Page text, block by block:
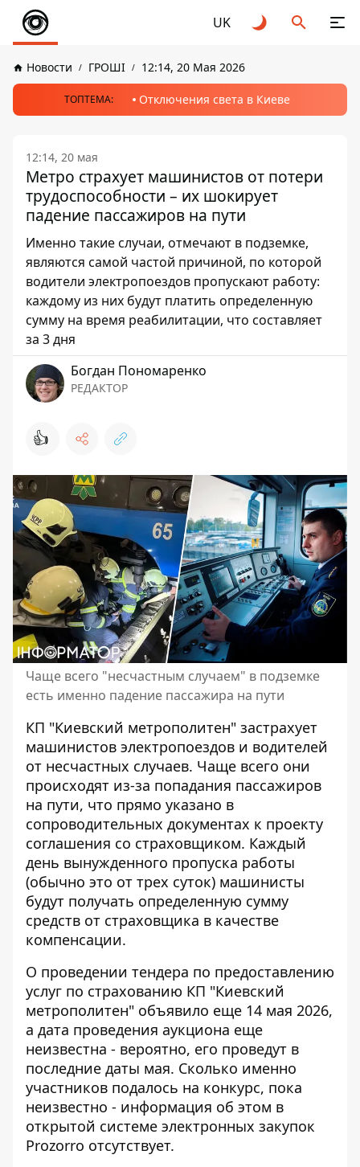
UK
Новости ГРОШІ 12:14, 20 Мая 2026
ТОПТЕМА: Отключения света в Киеве
12:14, 20 мая
Метро страхует машинистов от потери
трудоспособности – их шокирует
падение пассажиров на пути
Именно такие случаи, отмечают в подземке,
являются самой частой причиной, по которой
водители электропоездов пропускают работу:
каждому из них будут платить определенную
сумму на время реабилитации, что составляет
за 3 дня
Богдан Пономаренко
РЕДАКТОР
👍
Чаще всего "несчастным случаем" в подземке
есть именно падение пассажира на пути
КП "Киевский метрополитен" застрахует
машинистов электропоездов и водителей
от несчастных случаев. Чаще всего они
происходят из-за попадания пассажиров
на пути, что прямо указано в
сопроводительных документах к проекту
соглашения со страховщиком. Каждый
день вынужденного пропуска работы
(обычно это от трех суток) машинисты
будут получать определенную сумму
средств от страховщика в качестве
компенсации.
О проведении тендера по предоставлению
услуг по страхованию КП "Киевский
метрополитен" объявило еще 14 мая 2026,
а дата проведения аукциона еще
неизвестна - вероятно, его проведут в
последние даты мая. Сколько именно
участников подалось на конкурс, пока
неизвестно - информация об этом в
открытой системе электронных закупок
Prozorro отсутствует.